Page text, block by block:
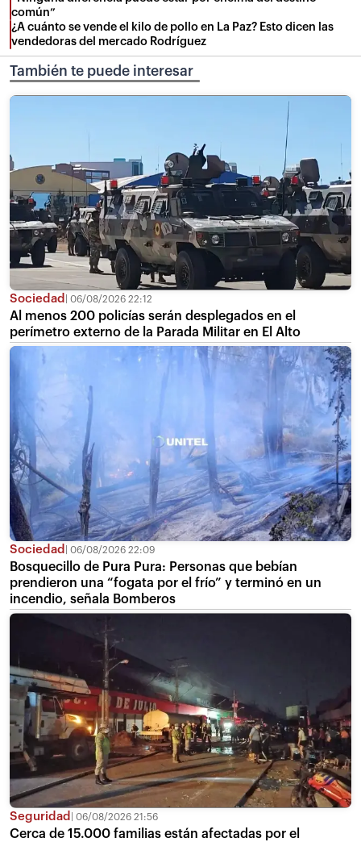
común”
¿A cuánto se vende el kilo de pollo en La Paz? Esto dicen las
vendedoras del mercado Rodríguez
También te puede interesar
Sociedad 06/08/2026 22:12
Al menos 200 policías serán desplegados en el
perímetro externo de la Parada Militar en El Alto
Sociedad 06/08/2026 22:09
Bosquecillo de Pura Pura: Personas que bebían
prendieron una “fogata por el frío” y terminó en un
incendio, señala Bomberos
Seguridad 06/08/2026 21:56
Cerca de 15.000 familias están afectadas por el